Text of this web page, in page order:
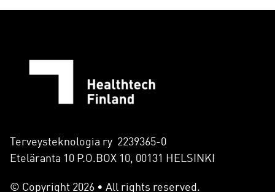
Terveysteknologia ry 2239365-0
Eteläranta 10 P.O.BOX 10, 00131 HELSINKI
© Copyright 2026 • All rights reserved.